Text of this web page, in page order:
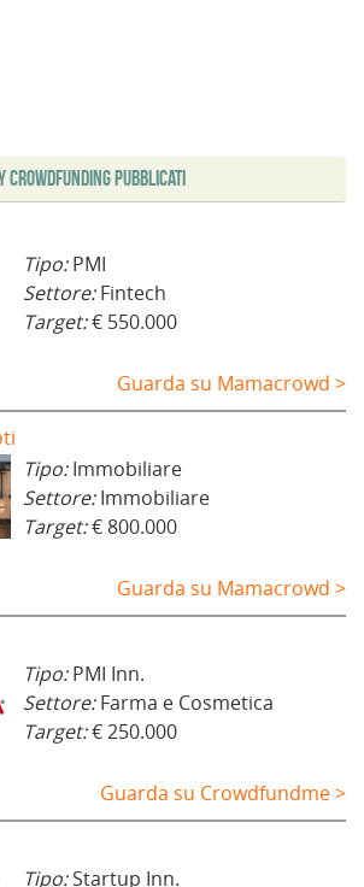
Crowdfunding Pubblicati
Tipo:PMI
Settore:Fintech
Target:€ 550.000
Guarda su Mamacrowd >
Tipo:Immobiliare
Settore:Immobiliare
Target:€ 800.000
Guarda su Mamacrowd >
Tipo:PMI Inn.
Settore:Farma e Cosmetica
Target:€ 250.000
Guarda su Crowdfundme >
Tipo:Startup Inn.